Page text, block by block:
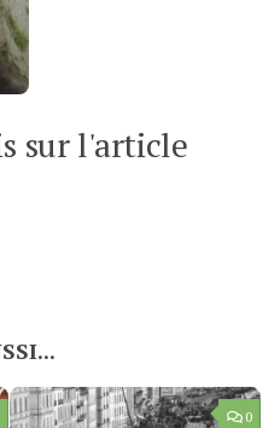
sur l'article
0